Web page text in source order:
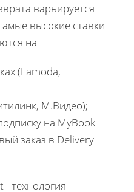
варьируется
высокие ставки
на
(Lamoda,
М.Видео);
на MyBook
заказ в Delivery
технология